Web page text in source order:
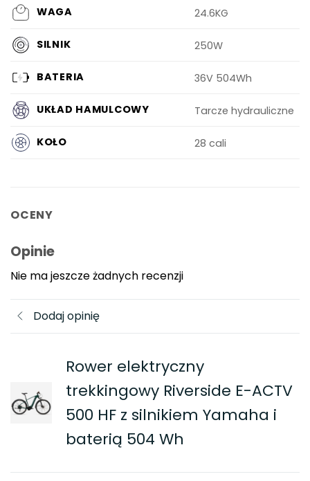
WAGA 24.6KG
SILNIK 250W
BATERIA 36V 504Wh
UKŁAD HAMULCOWY Tarcze hydrauliczne
KOŁO 28 cali
OCENY
Opinie
Nie ma jeszcze żadnych recenzji
Dodaj opinię
Rower elektryczny
trekkingowy Riverside E-ACTV
500 HF z silnikiem Yamaha i
baterią 504 Wh